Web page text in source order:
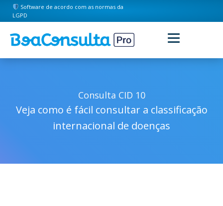
Software de acordo com as normas da
LGPD
Consulta CID 10
Veja como é fácil consultar a classificação
internacional de doenças